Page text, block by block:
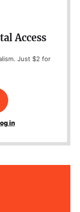
Access
Just $2 for
in